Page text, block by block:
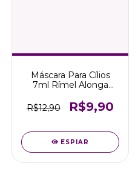
Máscara Para Cílios
7ml Rímel Alonga
Dreams
R$12,90 R$9,90
ESPIAR